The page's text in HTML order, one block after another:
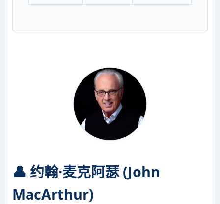
👤 约翰·麦克阿瑟 (John
MacArthur)